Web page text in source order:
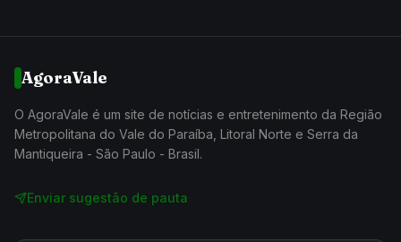
AgoraVale
O AgoraVale é um site de notícias e entretenimento da Região
Metropolitana do Vale do Paraíba, Litoral Norte e Serra da
Mantiqueira - São Paulo - Brasil.
Enviar sugestão de pauta